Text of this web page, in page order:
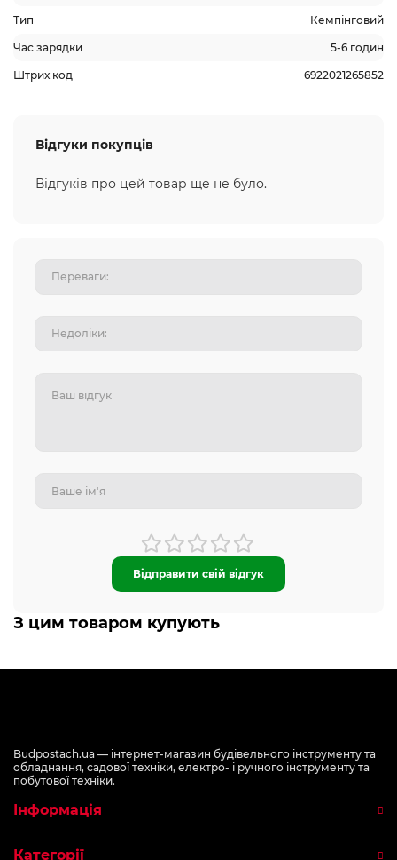
Тип Кемпінговий
Час зарядки 5-6 годин
Штрих код 6922021265852
Відгуки покупців
Відгуків про цей товар ще не було.
Відправити свій відгук
З цим товаром купують
Budpostach.ua — інтернет-магазин будівельного інструменту та
обладнання, садової техніки, електро- і ручного інструменту та
побутової техніки.
Інформація
Категорії